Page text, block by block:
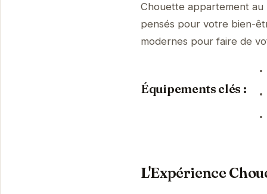
Chouette appartement au
pensés pour votre bien-
modernes pour faire de
Équipements clés :
L'Expérience